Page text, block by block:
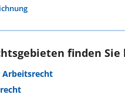
finden Sie
Arbeitsrecht